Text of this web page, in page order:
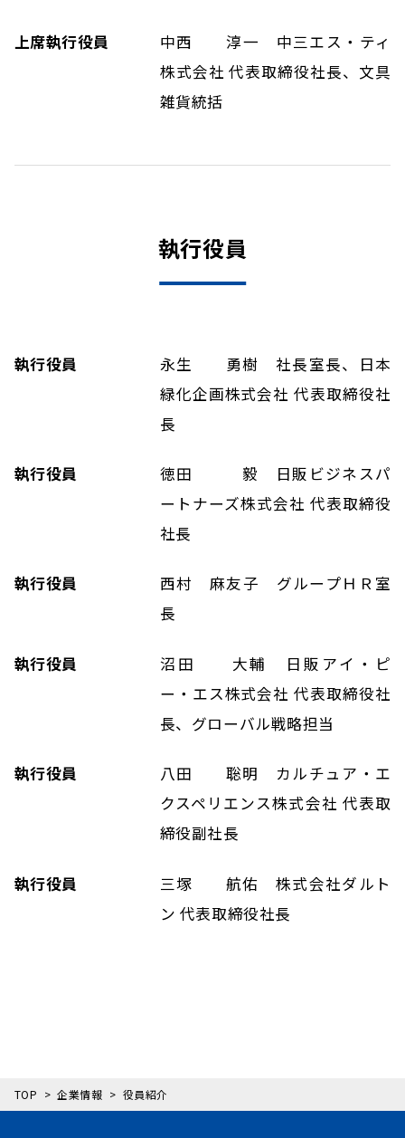
上席執行役員
中西 淳一 中三エス・ティ
株式会社 代表取締役社長、文具
雑貨統括
執行役員
執行役員
永生 勇樹 社長室長、日本
緑化企画株式会社 代表取締役社
長
執行役員
徳田 毅 日販ビジネスパ
ートナーズ株式会社 代表取締役
社長
執行役員
西村 麻友子 グループＨＲ室
長
執行役員
沼田 大輔 日販アイ・ピ
ー・エス株式会社 代表取締役社
長、グローバル戦略担当
執行役員
八田 聡明 カルチュア・エ
クスペリエンス株式会社 代表取
締役副社長
執行役員
三塚 航佑 株式会社ダルト
ン 代表取締役社長
TOP 企業情報 役員紹介